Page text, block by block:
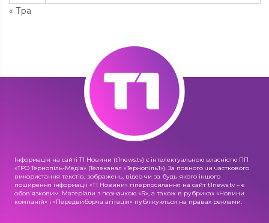
« Тра
Інформація на сайті Т1 Новини (t1news.tv) є інтелектуальною власністю ПП
«ТРО Тернопіль-Медіа» (Телеканал «Тернопіль1»). За повного чи часткового
використання текстів, зображень, відео чи за будь-якого іншого
поширення інформації «Т1 Новини» гіперпосилання на сайт t1news.tv – є
обов'язковим. Матеріали з позначкою «R», а також в рубриках «Новини
компаній» і «Передвиборча агітація» публікуються на правах реклами.